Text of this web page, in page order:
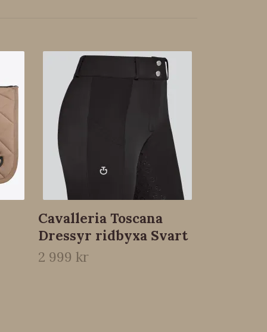
Cavalleria Toscana
Dressyr ridbyxa Svart
2 999 kr